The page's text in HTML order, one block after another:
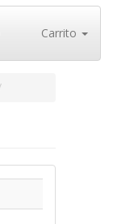
Carrito